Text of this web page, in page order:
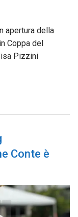
apertura della
Coppa del
Pizzini
Conte è